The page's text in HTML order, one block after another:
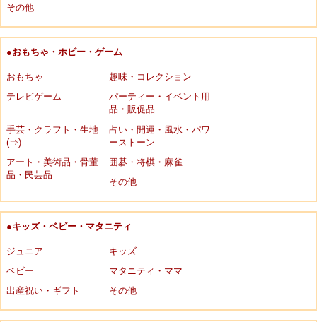
その他
●おもちゃ・ホビー・ゲーム
おもちゃ
趣味・コレクション
テレビゲーム
パーティー・イベント用
品・販促品
手芸・クラフト・生地
(⇒)
占い・開運・風水・パワ
ーストーン
アート・美術品・骨董
品・民芸品
囲碁・将棋・麻雀
その他
●キッズ・ベビー・マタニティ
ジュニア
キッズ
ベビー
マタニティ・ママ
出産祝い・ギフト
その他